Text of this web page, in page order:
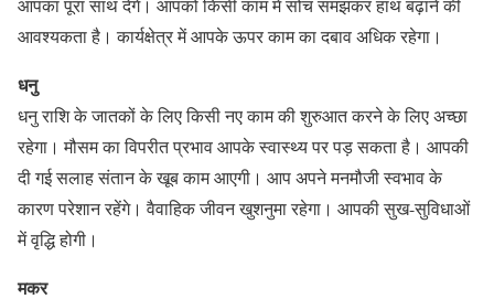
आपका पूरा साथ देंगे। आपको किसी काम में सोच समझकर हाथ बढ़ाने की
आवश्यकता है। कार्यक्षेत्र में आपके ऊपर काम का दबाव अधिक रहेगा।
धनु
धनु राशि के जातकों के लिए किसी नए काम की शुरुआत करने के लिए अच्छा
रहेगा। मौसम का विपरीत प्रभाव आपके स्वास्थ्य पर पड़ सकता है। आपकी
दी गई सलाह संतान के खूब काम आएगी। आप अपने मनमौजी स्वभाव के
कारण परेशान रहेंगे। वैवाहिक जीवन खुशनुमा रहेगा। आपकी सुख-सुविधाओं
में वृद्धि होगी।
मकर